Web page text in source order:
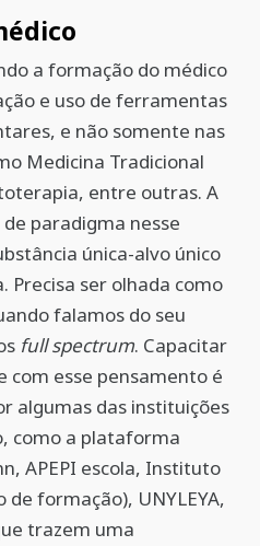
a formação do médico
e uso de ferramentas
e não somente nas
Medicina Tradicional
entre outras. A
paradigma nesse
única-alvo único
Precisa ser olhada como
falamos do seu
full spectrum. Capacitar
com esse pensamento é
algumas das instituições
como a plataforma
APEPI escola, Instituto
formação), UNYLEYA,
trazem uma